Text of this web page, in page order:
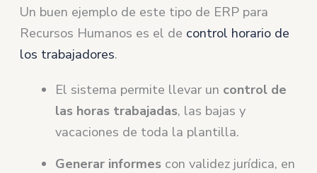
Un buen ejemplo de este tipo de ERP para
Recursos Humanos es el de control horario de
los trabajadores.
El sistema permite llevar un control de
las horas trabajadas, las bajas y
vacaciones de toda la plantilla.
Generar informes con validez jurídica, en